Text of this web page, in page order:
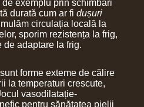
exemplu prin schimbări
durată cum ar fi dușuri
circulația locală la
sporim rezistența la frig,
de adaptare la frig.
sunt forme exteme de călire
la temperaturi crescute,
vasodilatație-
pentru sănătatea pielii